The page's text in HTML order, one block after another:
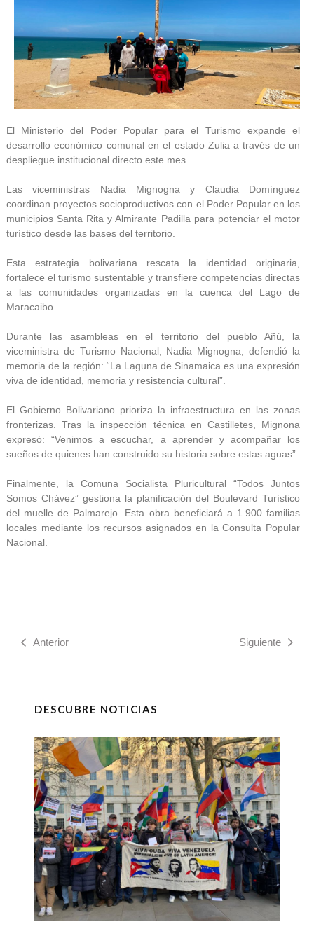
El Ministerio del Poder Popular para el Turismo expande el
desarrollo económico comunal en el estado Zulia a través de un
despliegue institucional directo este mes.
Las viceministras Nadia Mignogna y Claudia Domínguez
coordinan proyectos socioproductivos con el Poder Popular en los
municipios Santa Rita y Almirante Padilla para potenciar el motor
turístico desde las bases del territorio.
Esta estrategia bolivariana rescata la identidad originaria,
fortalece el turismo sustentable y transfiere competencias directas
a las comunidades organizadas en la cuenca del Lago de
Maracaibo.
Durante las asambleas en el territorio del pueblo Añú, la
viceministra de Turismo Nacional, Nadia Mignogna, defendió la
memoria de la región: “La Laguna de Sinamaica es una expresión
viva de identidad, memoria y resistencia cultural”.
El Gobierno Bolivariano prioriza la infraestructura en las zonas
fronterizas. Tras la inspección técnica en Castilletes, Mignona
expresó: “Venimos a escuchar, a aprender y acompañar los
sueños de quienes han construido su historia sobre estas aguas”.
Finalmente, la Comuna Socialista Pluricultural “Todos Juntos
Somos Chávez” gestiona la planificación del Boulevard Turístico
del muelle de Palmarejo. Esta obra beneficiará a 1.900 familias
locales mediante los recursos asignados en la Consulta Popular
Nacional.
Anterior Siguiente
DESCUBRE NOTICIAS